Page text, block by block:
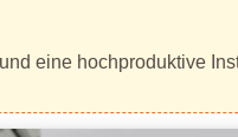
eine hochproduktive